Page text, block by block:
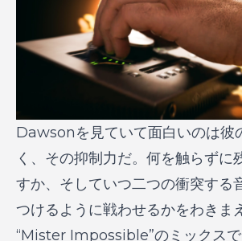
Dawsonを見ていて面白いのは彼
く、その抑制力だ。何を触らずに
すか、そしていつ二つの衝突する
つけるように戦わせるかをわきま
“Mister Impossible”のミックス